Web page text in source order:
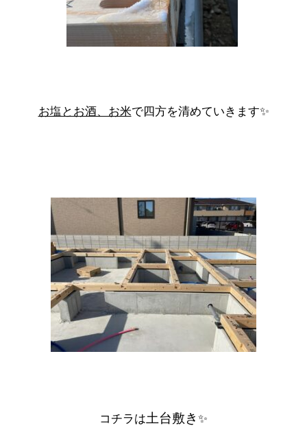
お塩とお酒、お米で四方を清めていきます✨
コチラは土台敷き ✨